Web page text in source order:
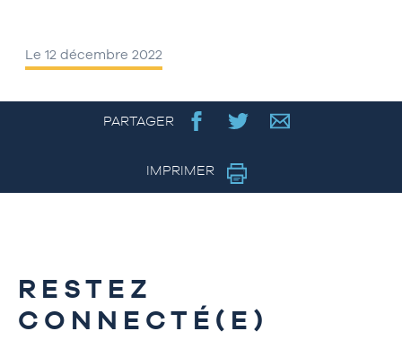
Le 12 décembre 2022
PARTAGER
IMPRIMER
RESTEZ
CONNECTÉ(E)